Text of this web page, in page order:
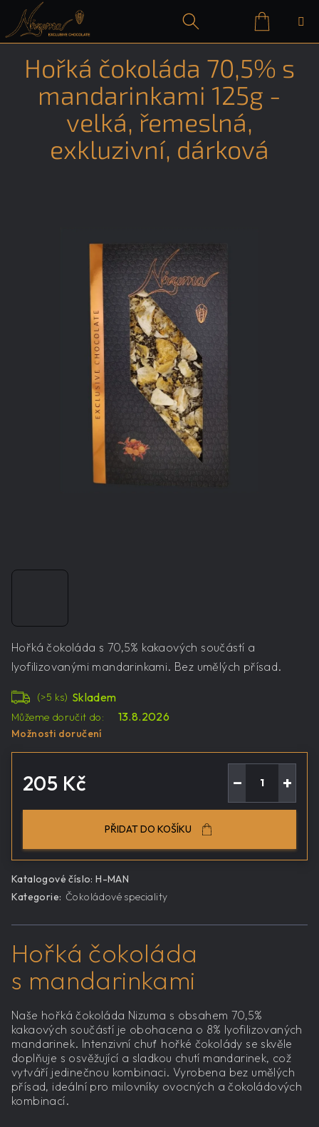
obsah
HledatPřihlášeníNákupní
košík
Hořká čokoláda s 70,5% kakaových součástí a
lyofilizovanými mandarinkami. Bez umělých přísad.
Skladem
(>5 ks)
Můžeme doručit do:
13.8.2026
Možnosti doručení
205 Kč +
−
PŘIDAT DO KOŠÍKU
Katalogové číslo: H-MAN
Kategorie: Čokoládové speciality
Hořká čokoláda 70,5% s
mandarinkami 125g -
velká, řemeslná,
exkluzivní, dárková
Hořká čokoláda
s mandarinkami
Naše hořká čokoláda Nizuma s obsahem 70,5%
kakaových součástí je obohacena o 8% lyofilizovaných
mandarinek. Intenzivní chuť hořké čokolády se skvěle
doplňuje s osvěžující a sladkou chutí mandarinek, což
vytváří jedinečnou kombinaci. Vyrobena bez umělých
přísad, ideální pro milovníky ovocných a čokoládových
kombinací.